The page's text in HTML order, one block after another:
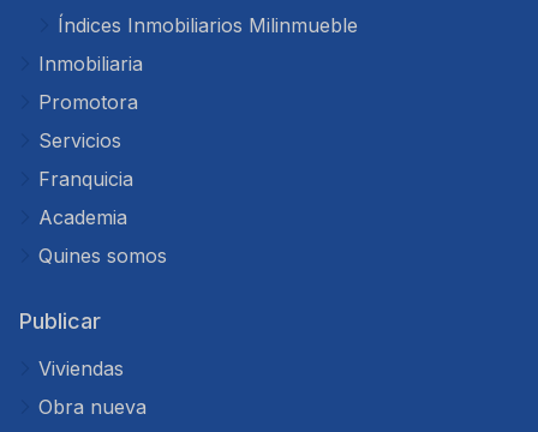
Índices Inmobiliarios Milinmueble
Inmobiliaria
Promotora
Servicios
Franquicia
Academia
Quines somos
Publicar
Viviendas
Obra nueva